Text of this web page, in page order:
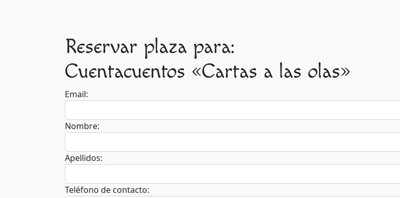
Reservar plaza para:
Cuentacuentos «Cartas a las olas»
Email:
Nombre:
Apellidos:
Teléfono de contacto: